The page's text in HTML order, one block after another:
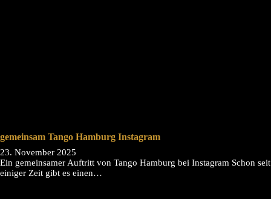
gemeinsam Tango Hamburg Instagram
23. November 2025
Ein gemeinsamer Auftritt von Tango Hamburg bei Instagram Schon seit
einiger Zeit gibt es einen…